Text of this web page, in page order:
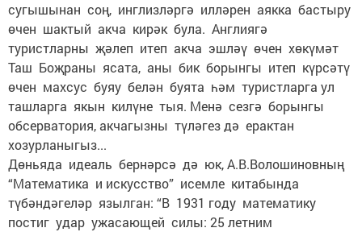
сугышынан соң, инглизләргә илләрен аякка бастыру
өчен шактый акча кирәк була. Англиягә
туристларны җәлеп итеп акча эшләү өчен хөкүмәт
Таш Боҗраны ясата, аны бик борынгы итеп күрсәтү
өчен махсус буяу белән буята һәм туристларга ул
ташларга якын килүне тыя. Менә сезгә борынгы
обсерватория, акчагызны түләгез дә ерактан
хозурланыгыз...
Дөньяда идеаль бернәрсә дә юк, А.В.Волошиновның
“Математика и искусство” исемле китабында
түбәндәгеләр язылган: “В 1931 году математику
постиг удар ужасающей силы: 25 летним